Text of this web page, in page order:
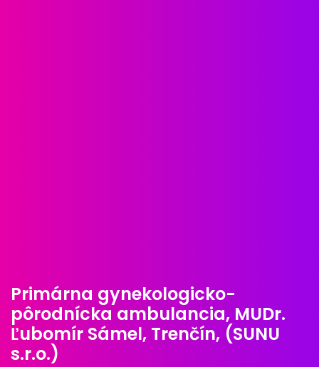
Primárna gynekologicko-
pôrodnícka ambulancia, MUDr.
Ľubomír Sámel, Trenčín, (SUNU
s.r.o.)